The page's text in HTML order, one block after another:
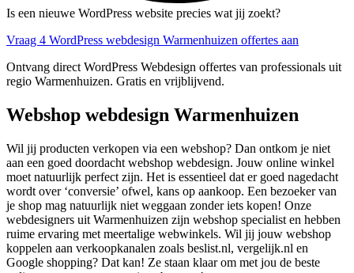
Is een nieuwe WordPress website precies wat jij zoekt?
Vraag 4 WordPress webdesign Warmenhuizen offertes aan
Ontvang direct WordPress Webdesign offertes van professionals uit
regio Warmenhuizen. Gratis en vrijblijvend.
Webshop webdesign Warmenhuizen
Wil jij producten verkopen via een webshop? Dan ontkom je niet
aan een goed doordacht webshop webdesign. Jouw online winkel
moet natuurlijk perfect zijn. Het is essentieel dat er goed nagedacht
wordt over ‘conversie’ ofwel, kans op aankoop. Een bezoeker van
je shop mag natuurlijk niet weggaan zonder iets kopen! Onze
webdesigners uit Warmenhuizen zijn webshop specialist en hebben
ruime ervaring met meertalige webwinkels. Wil jij jouw webshop
koppelen aan verkoopkanalen zoals beslist.nl, vergelijk.nl en
Google shopping? Dat kan! Ze staan klaar om met jou de beste